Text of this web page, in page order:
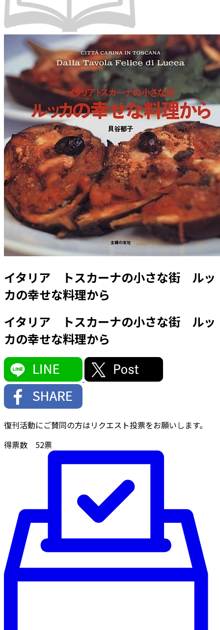
イタリア トスカーナの小さな街 ルッ
カの幸せな料理から
イタリア トスカーナの小さな街 ルッ
カの幸せな料理から
復刊活動にご賛同の方はリクエスト投票をお願いします。
得票数 52票